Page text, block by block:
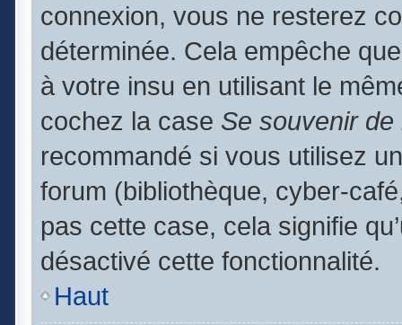
connexion, vous ne resterez
déterminée. Cela empêche
à votre insu en utilisant le
cochez la case Se souvenir de
recommandé si vous utilisez
forum (bibliothèque, cyber-
pas cette case, cela signifie
désactivé cette fonctionnalité.
Haut